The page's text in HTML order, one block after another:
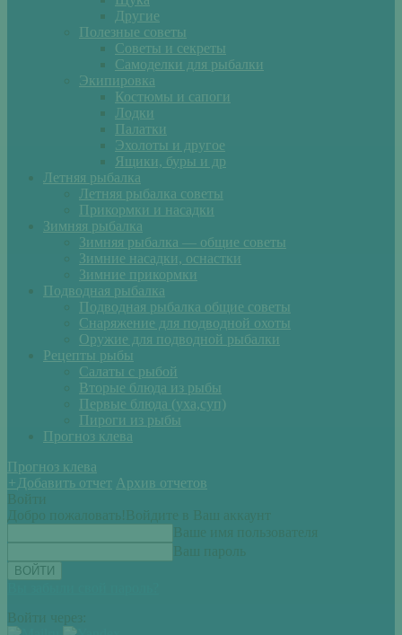
Другие
Полезные советы
Советы и секреты
Самоделки для рыбалки
Экипировка
Костюмы и сапоги
Лодки
Палатки
Эхолоты и другое
Ящики, буры и др
Летняя рыбалка
Летняя рыбалка советы
Прикормки и насадки
Зимняя рыбалка
Зимняя рыбалка — общие советы
Зимние насадки, оснастки
Зимние прикормки
Подводная рыбалка
Подводная рыбалка общие советы
Снаряжение для подводной охоты
Оружие для подводной рыбалки
Рецепты рыбы
Салаты с рыбой
Вторые блюда из рыбы
Первые блюда (уха,суп)
Пироги из рыбы
Прогноз клева
Прогноз клева
+ Добавить отчет Архив отчетов
Войти
Добро пожаловать! Войдите в Ваш аккаунт
Ваше имя пользователя
Ваш пароль
Войти через: